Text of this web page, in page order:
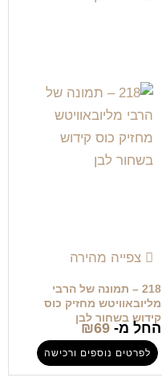
צפייה מהירה
218 – תמונה של הרבי
מליובאוויטש מחזיק כוס
קידוש בשחור לבן
החל מ- ₪69
לפרטים נוספים ורכישה